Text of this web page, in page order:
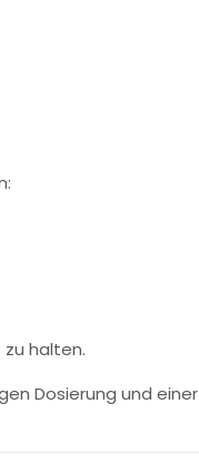
halten.
Dosierung und einer